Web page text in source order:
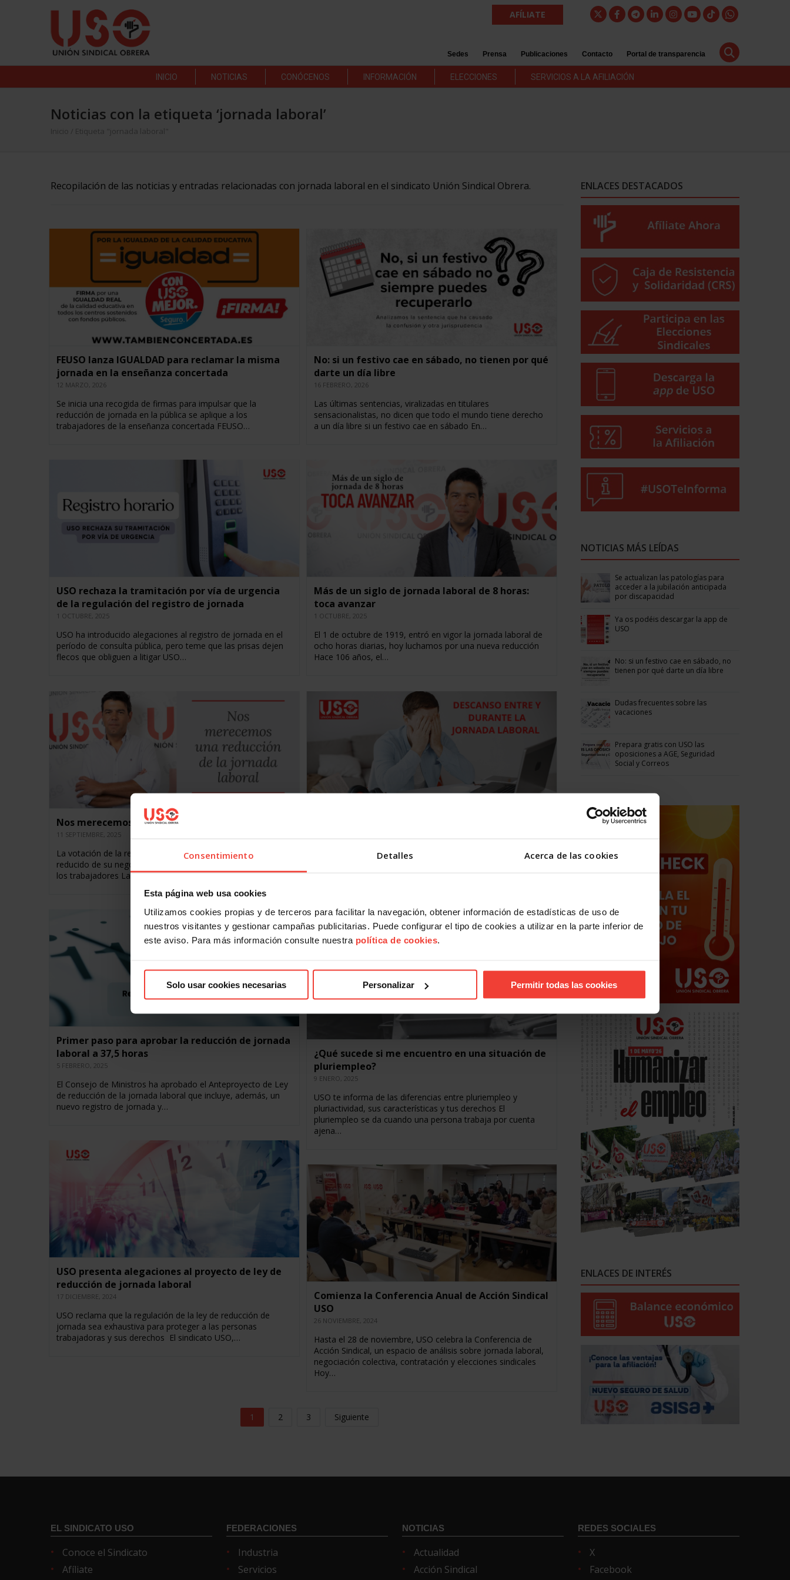
Consentimiento Detalles Acerca de las cookies
Esta página web usa cookies
Utilizamos cookies propias y de terceros para facilitar la navegación, obtener información de estadísticas de uso de
nuestros visitantes y gestionar campañas publicitarias. Puede configurar el tipo de cookies a utilizar en la parte inferior de
este aviso. Para más información consulte nuestra política de cookies.
Solo usar cookies necesarias Personalizar Permitir todas las cookies
AFÍLIATE
Sedes Prensa Publicaciones Contacto Portal de transparencia
INICIO NOTICIAS CONÓCENOS INFORMACIÓN ELECCIONES SERVICIOS A LA AFILIACIÓN
Noticias con la etiqueta ‘jornada laboral’
Inicio Etiqueta "jornada laboral"
Recopilación de las noticias y entradas relacionadas con jornada laboral en el sindicato Unión Sindical Obrera.
FEUSO lanza IGUALDAD para reclamar la misma
jornada en la enseñanza concertada
12 MARZO, 2026
Se inicia una recogida de firmas para impulsar que la
reducción de jornada en la pública se aplique a los
trabajadores de la enseñanza concertada FEUSO…
No: si un festivo cae en sábado, no tienen por qué
darte un día libre
16 FEBRERO, 2026
Las últimas sentencias, viralizadas en titulares
sensacionalistas, no dicen que todo el mundo tiene derecho
a un día libre si un festivo cae en sábado En…
USO rechaza la tramitación por vía de urgencia
de la regulación del registro de jornada
1 OCTUBRE, 2025
USO ha introducido alegaciones al registro de jornada en el
período de consulta pública, pero teme que las prisas dejen
flecos que obliguen a litigar USO…
Más de un siglo de jornada laboral de 8 horas:
toca avanzar
1 OCTUBRE, 2025
El 1 de octubre de 1919, entró en vigor la jornada laboral de
ocho horas diarias, hoy luchamos por una nueva reducción
Hace 106 años, el…
Nos merecemos una reducción de jornada laboral
11 SEPTIEMBRE, 2025
La votación de la reducción jornada laboral nació coja por lo
reducido de su negociación, pero los noes solo perjudican a
los trabajadores La reducción de…
Primer paso para aprobar la reducción de jornada
laboral a 37,5 horas
5 FEBRERO, 2025
El Consejo de Ministros ha aprobado el Anteproyecto de Ley
de reducción de la jornada laboral que incluye, además, un
nuevo registro de jornada y…
¿Qué sucede si me encuentro en una situación de
pluriempleo?
9 ENERO, 2025
USO te informa de las diferencias entre pluriempleo y
pluriactividad, sus características y tus derechos El
pluriempleo se da cuando una persona trabaja por cuenta
ajena…
USO presenta alegaciones al proyecto de ley de
reducción de jornada laboral
17 DICIEMBRE, 2024
USO reclama que la regulación de la ley de reducción de
jornada sea exhaustiva para proteger a las personas
trabajadoras y sus derechos El sindicato USO,…
Comienza la Conferencia Anual de Acción Sindical
USO
26 NOVIEMBRE, 2024
Hasta el 28 de noviembre, USO celebra la Conferencia de
Acción Sindical, un espacio de análisis sobre jornada laboral,
negociación colectiva, contratación y elecciones sindicales
Hoy…
1 2 3 Siguiente
ENLACES DESTACADOS
NOTICIAS MÁS LEÍDAS
Se actualizan las patologías para
acceder a la jubilación anticipada
por discapacidad
Ya os podéis descargar la app de
USO
No: si un festivo cae en sábado, no
tienen por qué darte un día libre
Dudas frecuentes sobre las
vacaciones
Prepara gratis con USO las
oposiciones a AGE, Seguridad
Social y Correos
ENLACES DE INTERÉS
EL SINDICATO USO
Conoce el Sindicato
Afíliate
FEDERACIONES
Industria
Servicios
NOTICIAS
Actualidad
Acción Sindical
REDES SOCIALES
X
Facebook